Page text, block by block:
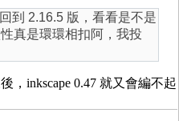
到 2.16.5 版，看看是不是
真是環環相扣阿，我投
，inkscape 0.47 就又會編不起